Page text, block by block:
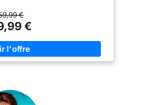
destiné au haut niveau en SUP
votre énergie à chaque
carbone unidirectionnelle
réglable::Réglage millimétrique
noix de serrage simplifiée.
elle mesure 93 cm pliée.
pour la protéger des chocs.
€
€